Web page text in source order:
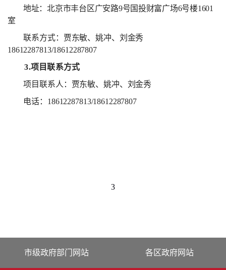
地址：北京市丰台区广安路9号国投财富广场6号楼1601
室
联系方式：贾东敏、姚冲、刘金秀
18612287813/18612287807
3.项目联系方式
项目联系人：贾东敏、姚冲、刘金秀
电话： 18612287813/18612287807
3
市级政府部门网站 各区政府网站